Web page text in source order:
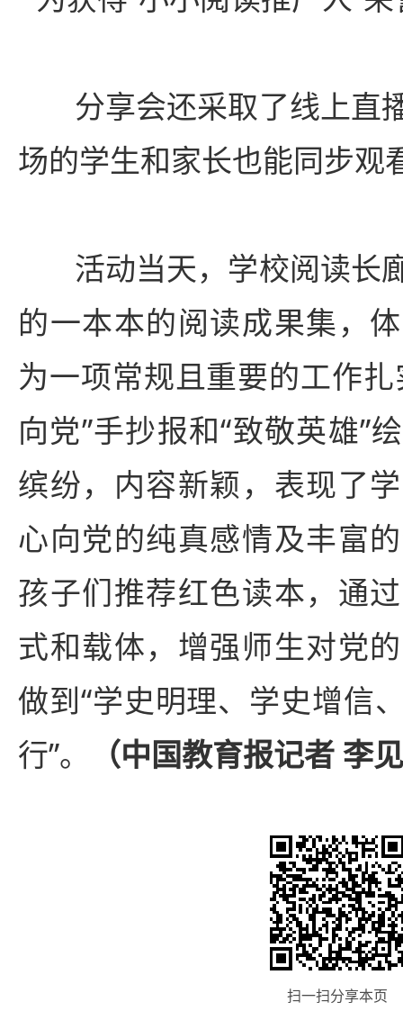
分享会还采取了线上直
场的学生和家长也能同步观
活动当天，学校阅读长
的一本本的阅读成果集，
为一项常规且重要的工作
向党”手抄报和“致敬英雄”
缤纷，内容新颖，表现了
心向党的纯真感情及丰富
孩子们推荐红色读本，通
式和载体，增强师生对党
做到“学史明理、学史增信
行”。
（中国教育报记者 李
扫一扫分享本页